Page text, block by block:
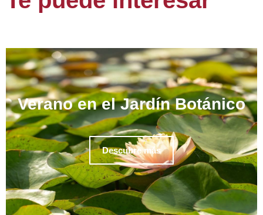
Verano en el Jardín Botánico
Descubre más